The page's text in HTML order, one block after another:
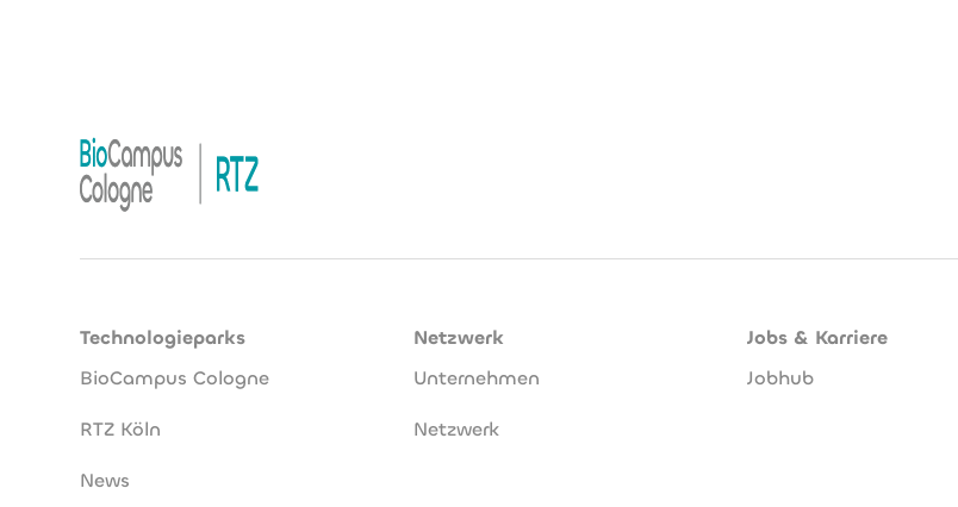
Technologieparks
BioCampus Cologne
RTZ Köln
News
Netzwerk
Unternehmen
Netzwerk
Jobs & Karriere
Jobhub